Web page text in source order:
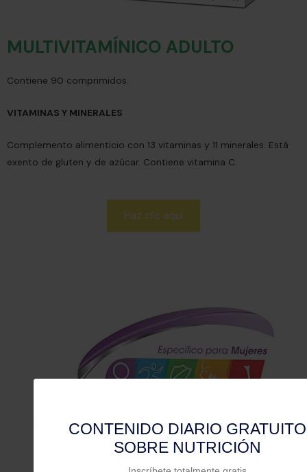
MULTIVITAMÍNICO ADULTO
Contiene 90 comprimidos.
VITAMINAS Y MINERALES
Complemento alimenticio con 13 vitaminas y 11 minerales. Está
exento de gluten y de azúcar. Contiene vitamina C.
Haz clic aquí